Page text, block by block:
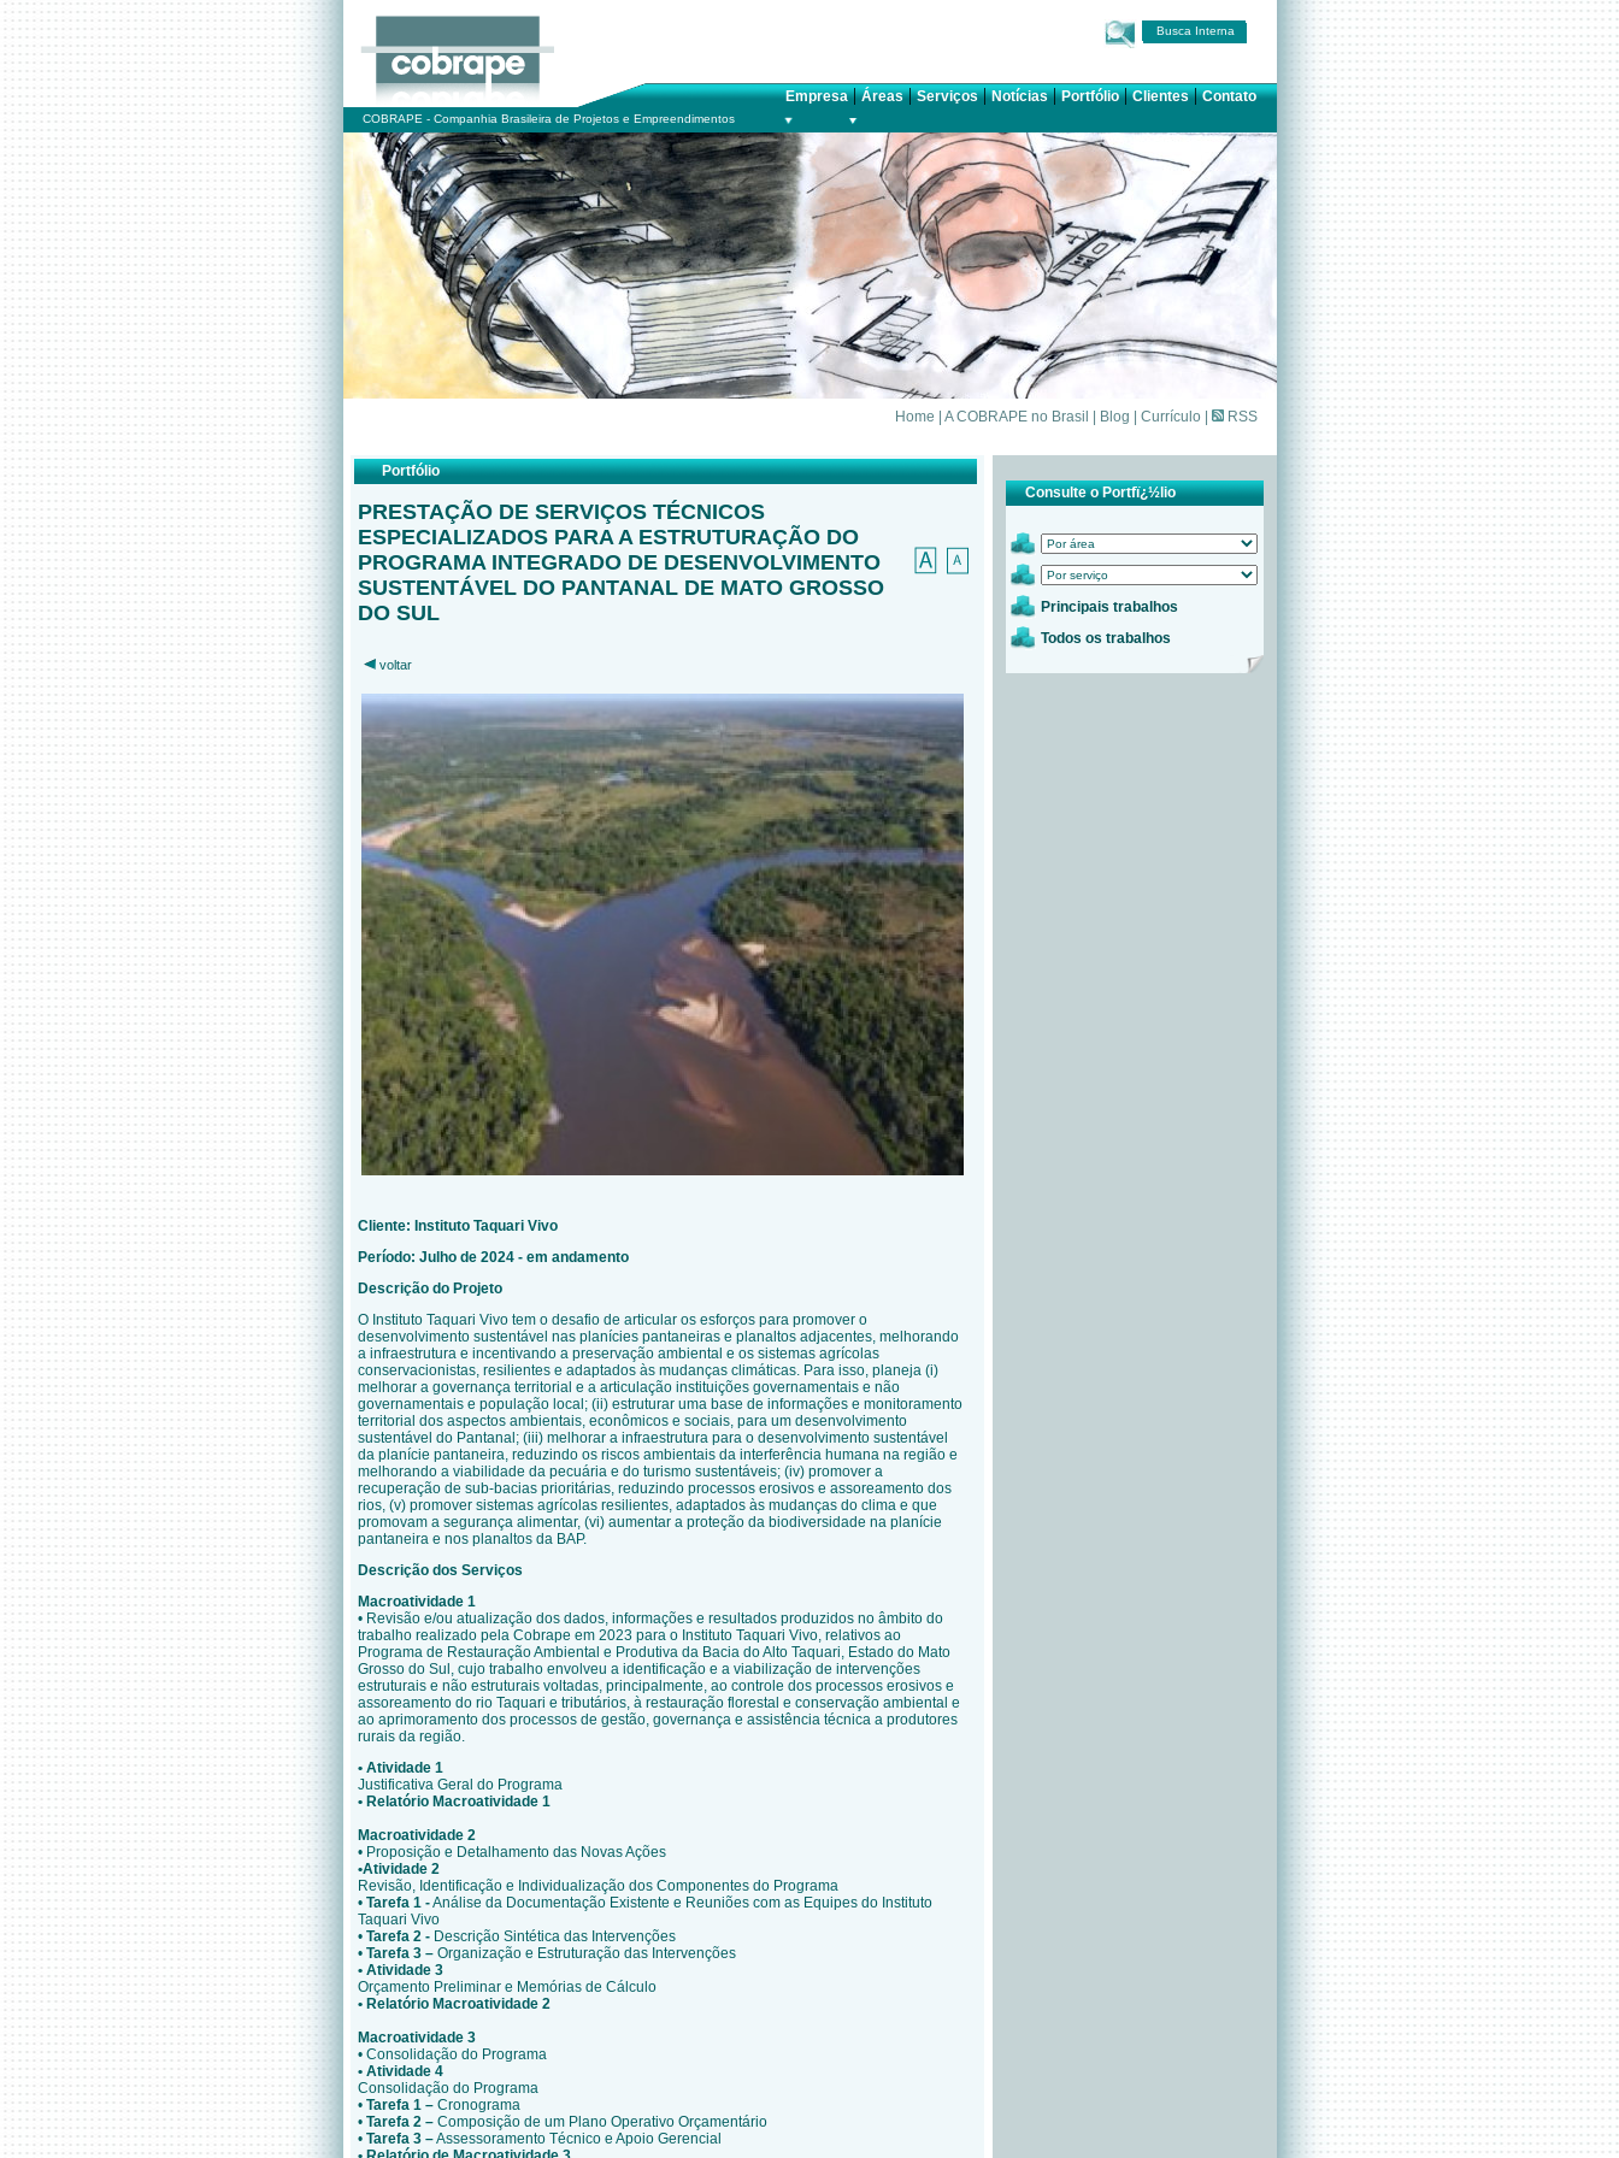
Busca Interna
Empresa|Áreas|Serviços|Notícias|Portfólio|Clientes|Contato
COBRAPE - Companhia Brasileira de Projetos e Empreendimentos
Home A COBRAPE no Brasil Blog Currículo RSS
Portfólio
PRESTAÇÃO DE SERVIÇOS TÉCNICOS
ESPECIALIZADOS PARA A ESTRUTURAÇÃO DO
PROGRAMA INTEGRADO DE DESENVOLVIMENTO
SUSTENTÁVEL DO PANTANAL DE MATO GROSSO
DO SUL
voltar
Cliente: Instituto Taquari Vivo
Período: Julho de 2024 - em andamento
Descrição do Projeto
O Instituto Taquari Vivo tem o desafio de articular os esforços para promover o
desenvolvimento sustentável nas planícies pantaneiras e planaltos adjacentes, melhorando
a infraestrutura e incentivando a preservação ambiental e os sistemas agrícolas
conservacionistas, resilientes e adaptados às mudanças climáticas. Para isso, planeja (i)
melhorar a governança territorial e a articulação instituições governamentais e não
governamentais e população local; (ii) estruturar uma base de informações e monitoramento
territorial dos aspectos ambientais, econômicos e sociais, para um desenvolvimento
sustentável do Pantanal; (iii) melhorar a infraestrutura para o desenvolvimento sustentável
da planície pantaneira, reduzindo os riscos ambientais da interferência humana na região e
melhorando a viabilidade da pecuária e do turismo sustentáveis; (iv) promover a
recuperação de sub-bacias prioritárias, reduzindo processos erosivos e assoreamento dos
rios, (v) promover sistemas agrícolas resilientes, adaptados às mudanças do clima e que
promovam a segurança alimentar, (vi) aumentar a proteção da biodiversidade na planície
pantaneira e nos planaltos da BAP.
Descrição dos Serviços
Macroatividade 1
• Revisão e/ou atualização dos dados, informações e resultados produzidos no âmbito do
trabalho realizado pela Cobrape em 2023 para o Instituto Taquari Vivo, relativos ao
Programa de Restauração Ambiental e Produtiva da Bacia do Alto Taquari, Estado do Mato
Grosso do Sul, cujo trabalho envolveu a identificação e a viabilização de intervenções
estruturais e não estruturais voltadas, principalmente, ao controle dos processos erosivos e
assoreamento do rio Taquari e tributários, à restauração florestal e conservação ambiental e
ao aprimoramento dos processos de gestão, governança e assistência técnica a produtores
rurais da região.
• Atividade 1
Justificativa Geral do Programa
• Relatório Macroatividade 1
Macroatividade 2
• Proposição e Detalhamento das Novas Ações
•Atividade 2
Revisão, Identificação e Individualização dos Componentes do Programa
• Tarefa 1 -Análise da Documentação Existente e Reuniões com as Equipes do Instituto
Taquari Vivo
• Tarefa 2 - Descrição Sintética das Intervenções
• Tarefa 3 – Organização e Estruturação das Intervenções
• Atividade 3
Orçamento Preliminar e Memórias de Cálculo
• Relatório Macroatividade 2
Macroatividade 3
• Consolidação do Programa
• Atividade 4
Consolidação do Programa
• Tarefa 1 – Cronograma
• Tarefa 2 – Composição de um Plano Operativo Orçamentário
• Tarefa 3 –Assessoramento Técnico e Apoio Gerencial
Consulte o Portfï¿½lio
Principais trabalhos
Todos os trabalhos